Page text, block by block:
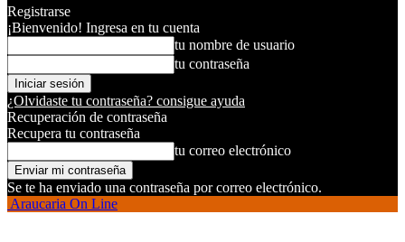
Registrarse
¡Bienvenido! Ingresa en tu cuenta
tu nombre de usuario
tu contraseña
¿Olvidaste tu contraseña? consigue ayuda
Recuperación de contraseña
Recupera tu contraseña
tu correo electrónico
Se te ha enviado una contraseña por correo electrónico.
Araucaria On Line